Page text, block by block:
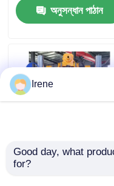
খবর
মামলা
উদ্ধৃতির জন্য আবেদন
অনুসন্ধান পাঠান
GDL-350 HQ NQ PQ
Irene
Good day, what
for?